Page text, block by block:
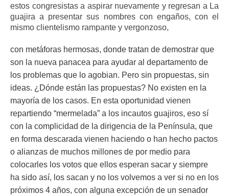
estos congresistas a aspirar nuevamente y regresan a La
guajira a presentar sus nombres con engaños, con el
mismo clientelismo rampante y vergonzoso,
con metáforas hermosas, donde tratan de demostrar que
son la nueva panacea para ayudar al departamento de
los problemas que lo agobian. Pero sin propuestas, sin
ideas. ¿Dónde están las propuestas? No existen en la
mayoría de los casos. En esta oportunidad vienen
repartiendo “mermelada” a los incautos guajiros, eso sí
con la complicidad de la dirigencia de la Península, que
en forma descarada vienen haciendo o han hecho pactos
o alianzas de muchos millones de por medio para
colocarles los votos que ellos esperan sacar y siempre
ha sido así, los sacan y no los volvemos a ver si no en los
próximos 4 años, con alguna excepción de un senador